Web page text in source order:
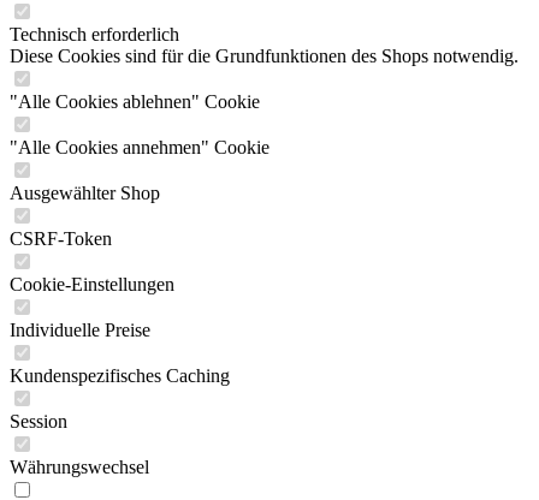
Technisch erforderlich
Diese Cookies sind für die Grundfunktionen des Shops notwendig.
"Alle Cookies ablehnen" Cookie
"Alle Cookies annehmen" Cookie
Ausgewählter Shop
CSRF-Token
Cookie-Einstellungen
Individuelle Preise
Kundenspezifisches Caching
Session
Währungswechsel